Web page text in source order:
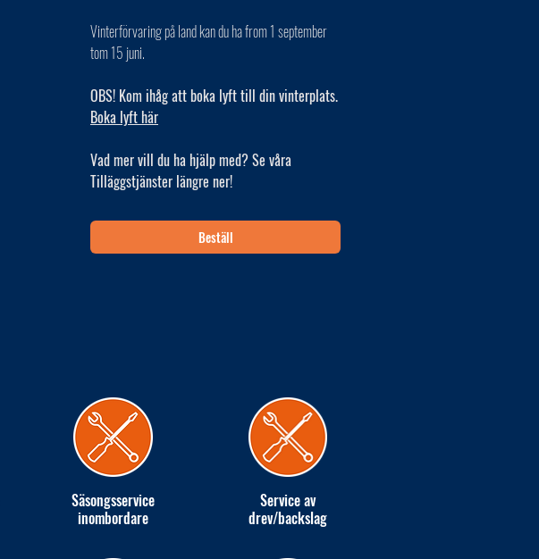
Säsongsservice
inombordare
Service av
drev/backslag
Vinterförvaring på land kan du ha from 1 september
tom 15 juni.
OBS! Kom ihåg att boka lyft till din vinterplats.
Boka lyft här
Vad mer vill du ha hjälp med? Se våra
Tilläggstjänster längre ner!
Beställ